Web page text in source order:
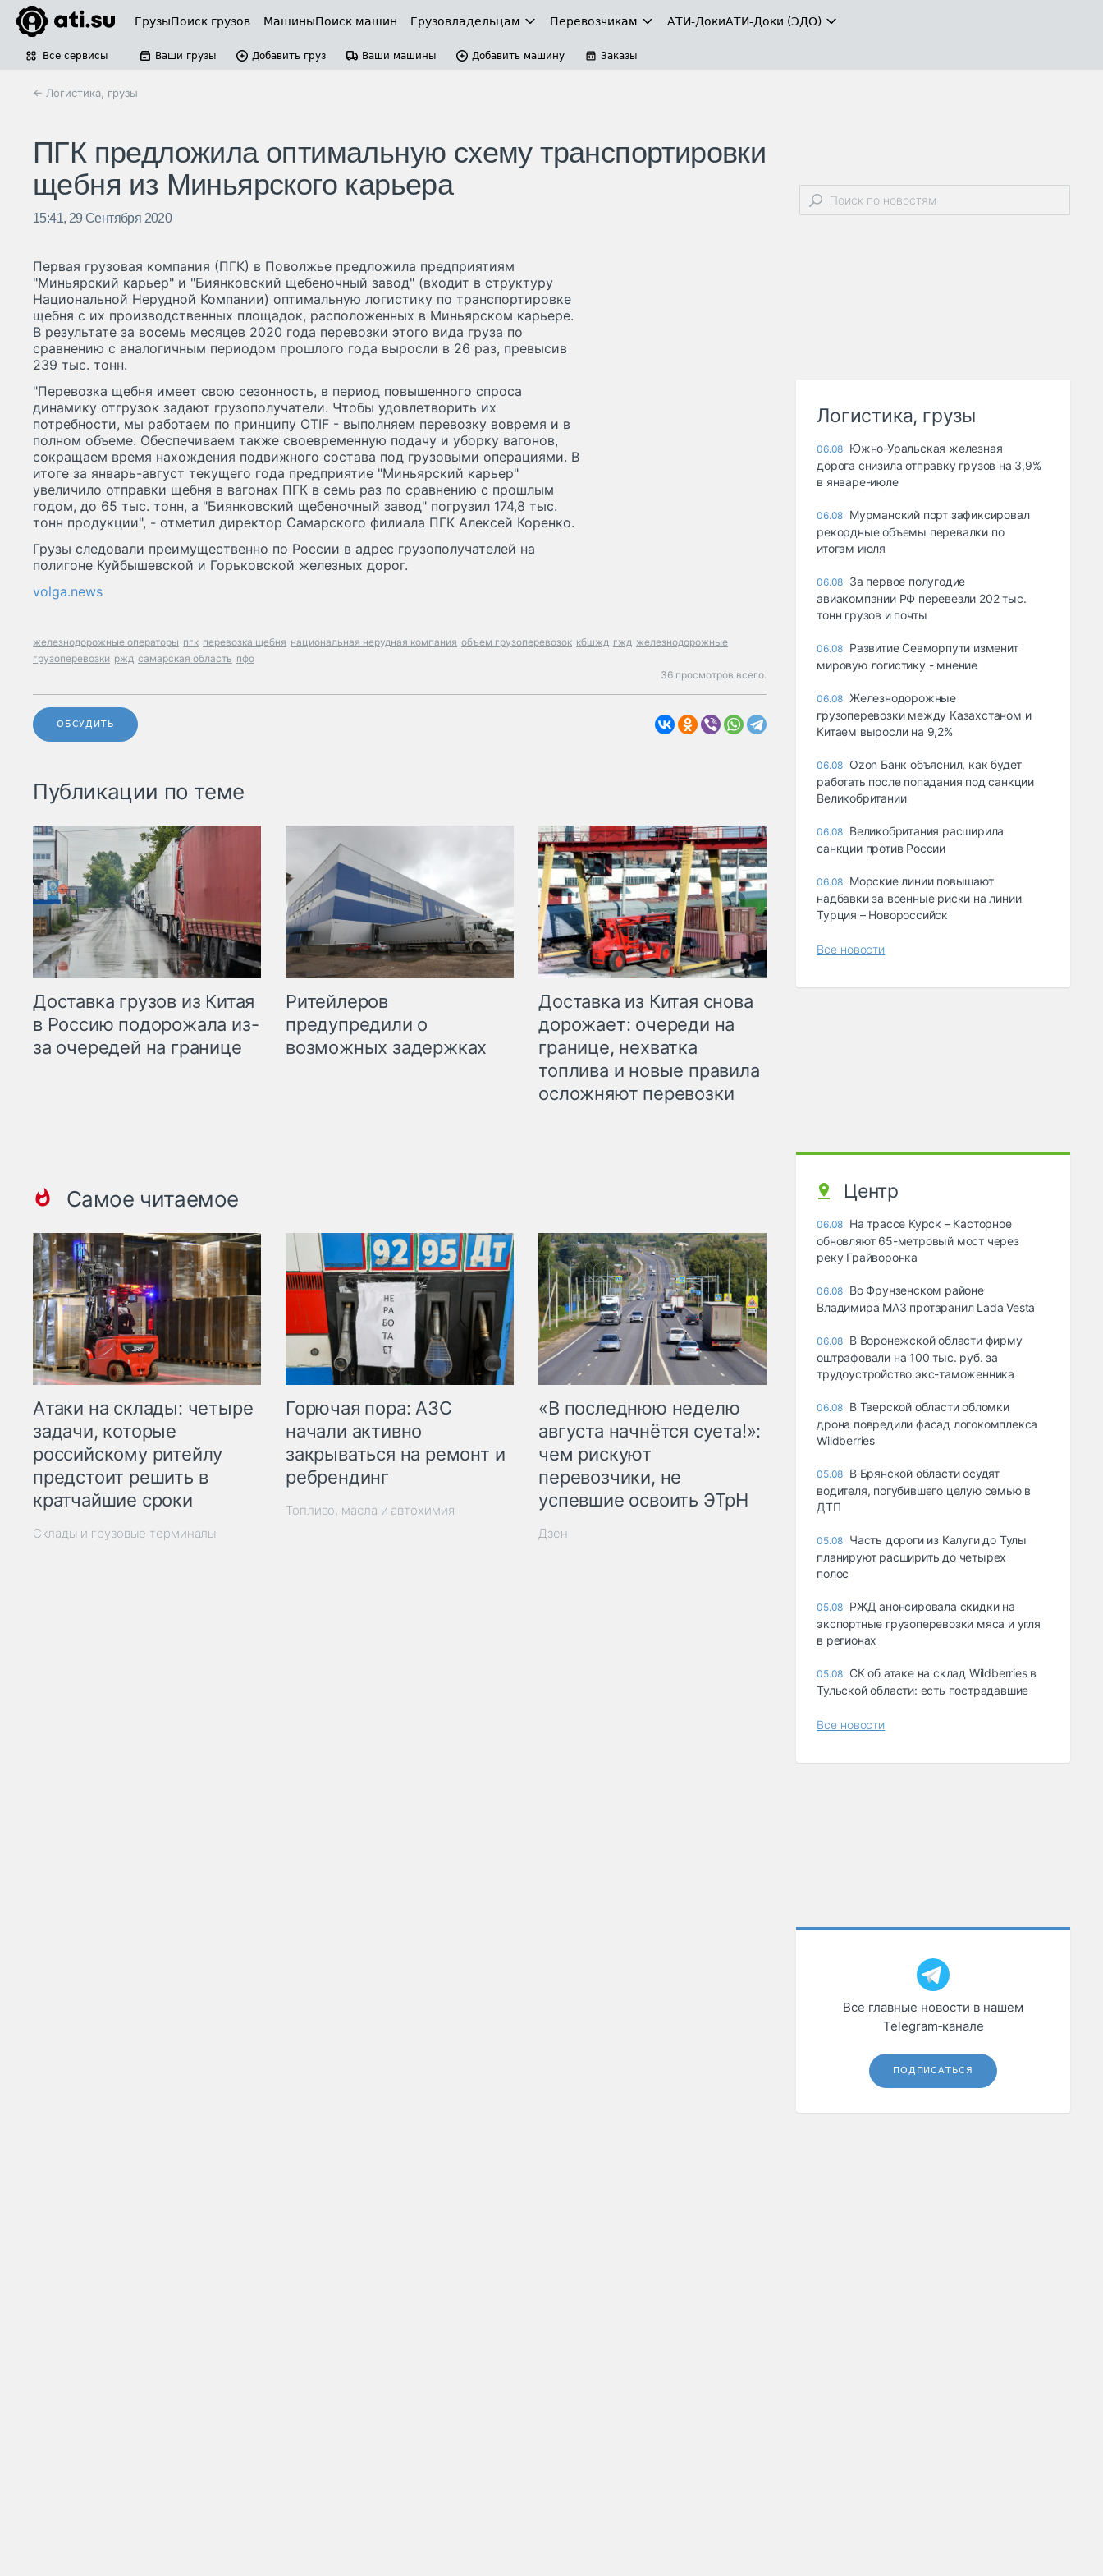
ГрузыПоиск грузов МашиныПоиск машин Грузовладельцам Перевозчикам АТИ-ДокиАТИ-Доки (ЭДО)
Все сервисы Ваши грузы Добавить груз Ваши машины Добавить машину Заказы
← Логистика, грузы
ПГК предложила оптимальную схему транспортировки
щебня из Миньярского карьера
15:41, 29 Сентября 2020
Первая грузовая компания (ПГК) в Поволжье предложила предприятиям
"Миньярский карьер" и "Биянковский щебеночный завод" (входит в структуру
Национальной Нерудной Компании) оптимальную логистику по транспортировке
щебня с их производственных площадок, расположенных в Миньярском карьере.
В результате за восемь месяцев 2020 года перевозки этого вида груза по
сравнению с аналогичным периодом прошлого года выросли в 26 раз, превысив
239 тыс. тонн.
"Перевозка щебня имеет свою сезонность, в период повышенного спроса
динамику отгрузок задают грузополучатели. Чтобы удовлетворить их
потребности, мы работаем по принципу OTIF - выполняем перевозку вовремя и в
полном объеме. Обеспечиваем также своевременную подачу и уборку вагонов,
сокращаем время нахождения подвижного состава под грузовыми операциями. В
итоге за январь-август текущего года предприятие "Миньярский карьер"
увеличило отправки щебня в вагонах ПГК в семь раз по сравнению с прошлым
годом, до 65 тыс. тонн, а "Биянковский щебеночный завод" погрузил 174,8 тыс.
тонн продукции", - отметил директор Самарского филиала ПГК Алексей Коренко.
Грузы следовали преимущественно по России в адрес грузополучателей на
полигоне Куйбышевской и Горьковской железных дорог.
volga.news
железнодорожные операторы пгк перевозка щебня национальная нерудная компания объем грузоперевозок кбшжд гжд железнодорожные
грузоперевозки ржд самарская область пфо
36 просмотров всего.
ОБСУДИТЬ
Публикации по теме
Доставка грузов из Китая
в Россию подорожала из-
за очередей на границе
Ритейлеров
предупредили о
возможных задержках
Доставка из Китая снова
дорожает: очереди на
границе, нехватка
топлива и новые правила
осложняют перевозки
Самое читаемое
Атаки на склады: четыре
задачи, которые
российскому ритейлу
предстоит решить в
кратчайшие сроки
Склады и грузовые терминалы
Горючая пора: АЗС
начали активно
закрываться на ремонт и
ребрендинг
Топливо, масла и автохимия
«В последнюю неделю
августа начнётся суета!»:
чем рискуют
перевозчики, не
успевшие освоить ЭТрН
Дзен
Логистика, грузы
06.08 Южно-Уральская железная
дорога снизила отправку грузов на 3,9%
в январе-июле
06.08 Мурманский порт зафиксировал
рекордные объемы перевалки по
итогам июля
06.08 За первое полугодие
авиакомпании РФ перевезли 202 тыс.
тонн грузов и почты
06.08 Развитие Севморпути изменит
мировую логистику - мнение
06.08 Железнодорожные
грузоперевозки между Казахстаном и
Китаем выросли на 9,2%
06.08 Ozon Банк объяснил, как будет
работать после попадания под санкции
Великобритании
06.08 Великобритания расширила
санкции против России
06.08 Морские линии повышают
надбавки за военные риски на линии
Турция – Новороссийск
Все новости
Центр
06.08 На трассе Курск – Касторное
обновляют 65-метровый мост через
реку Грайворонка
06.08 Во Фрунзенском районе
Владимира МАЗ протаранил Lada Vesta
06.08 В Воронежской области фирму
оштрафовали на 100 тыс. руб. за
трудоустройство экс-таможенника
06.08 В Тверской области обломки
дрона повредили фасад логокомплекса
Wildberries
05.08 В Брянской области осудят
водителя, погубившего целую семью в
ДТП
05.08 Часть дороги из Калуги до Тулы
планируют расширить до четырех
полос
05.08 РЖД анонсировала скидки на
экспортные грузоперевозки мяса и угля
в регионах
05.08 СК об атаке на склад Wildberries в
Тульской области: есть пострадавшие
Все новости
Все главные новости в нашем
Telegram‑канале
ПОДПИСАТЬСЯ